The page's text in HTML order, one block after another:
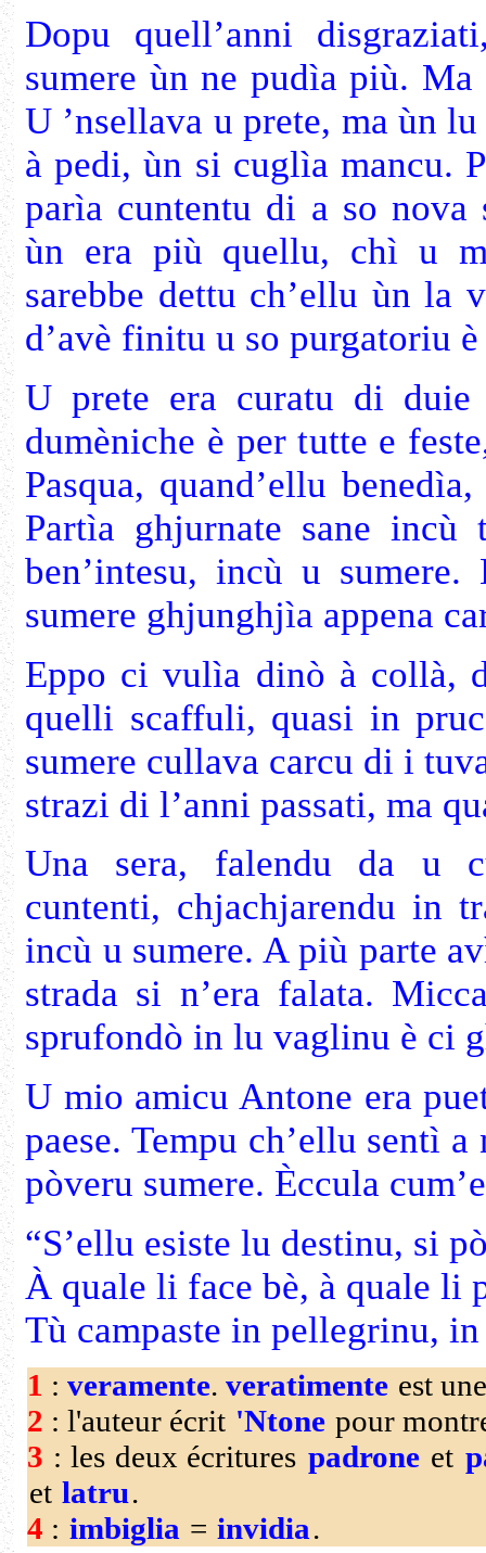
Dopu quell’anni
sumere ùn ne pudìa più.
U ’nsellava u prete, ma ùn
à pedi, ùn si cuglìa mancu.
parìa cuntentu di a so nova
ùn era più quellu, chì u
sarebbe dettu ch’ellu ùn la
d’avè finitu u so purgatoriu
U prete era curatu di
dumèniche è per tutte e
Pasqua, quand’ellu
Partìa ghjurnate sane
ben’intesu, incù u
sumere ghjunghjìa appena
Eppo ci vulìa dinò à collà,
quelli scaffuli, quasi in
sumere cullava carcu di i
strazi di l’anni passati, ma
Una sera, falendu da u
cuntenti, chjachjarendu in
incù u sumere. A più parte
strada si n’era falata.
sprufondò in lu vaglinu è ci
U mio amicu Antone era
paese. Tempu ch’ellu sentì
pòveru sumere. Èccula
“S’ellu esiste lu destinu, si
À quale li face bè, à quale li
Tù campaste in pellegrinu,
1 : veramente. veratimente est
2 : l'auteur écrit 'Ntone pour
3 : les deux écritures padrone et
et latru.
4 : imbiglia = invidia.